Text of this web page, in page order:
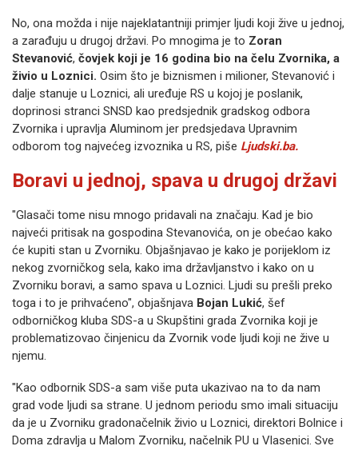
No, ona možda i nije najeklatantniji primjer ljudi koji žive u jednoj,
a zarađuju u drugoj državi. Po mnogima je to Zoran
Stevanović, čovjek koji je 16 godina bio na čelu Zvornika, a
živio u Loznici. Osim što je biznismen i milioner, Stevanović i
dalje stanuje u Loznici, ali uređuje RS u kojoj je poslanik,
doprinosi stranci SNSD kao predsjednik gradskog odbora
Zvornika i upravlja Aluminom jer predsjedava Upravnim
odborom tog najvećeg izvoznika u RS, piše Ljudski.ba.
Boravi u jednoj, spava u drugoj državi
"Glasači tome nisu mnogo pridavali na značaju. Kad je bio
najveći pritisak na gospodina Stevanovića, on je obećao kako
će kupiti stan u Zvorniku. Objašnjavao je kako je porijeklom iz
nekog zvorničkog sela, kako ima državljanstvo i kako on u
Zvorniku boravi, a samo spava u Loznici. Ljudi su prešli preko
toga i to je prihvaćeno", objašnjava Bojan Lukić, šef
odborničkog kluba SDS-a u Skupštini grada Zvornika koji je
problematizovao činjenicu da Zvornik vode ljudi koji ne žive u
njemu.
"Kao odbornik SDS-a sam više puta ukazivao na to da nam
grad vode ljudi sa strane. U jednom periodu smo imali situaciju
da je u Zvorniku gradonačelnik živio u Loznici, direktori Bolnice i
Doma zdravlja u Malom Zvorniku, načelnik PU u Vlasenici. Sve